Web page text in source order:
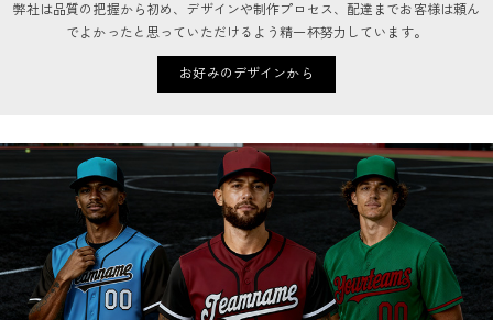
弊社は品質の把握から初め、デザインや制作プロセス、配達までお客様は頼ん
でよかったと思っていただけるよう精一杯努力しています。
お好みのデザインから